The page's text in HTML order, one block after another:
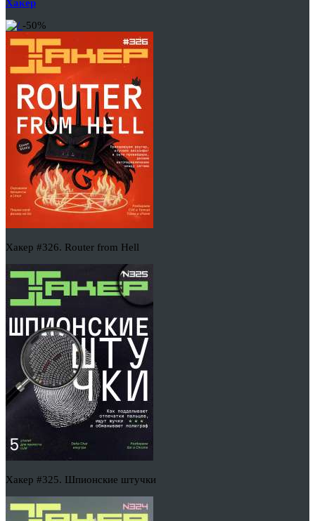
Хакер
-50%
Хакер #326. Router from Hell
Хакер #325. Шпионские штучки